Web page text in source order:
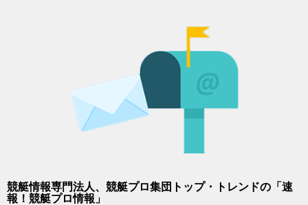
競艇情報専門法人、競艇プロ集団トップ・トレンドの「速
報！競艇プロ情報」